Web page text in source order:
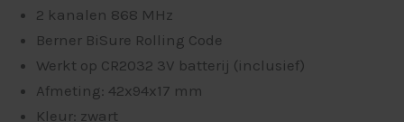
2 kanalen 868 MHz
Berner BiSure Rolling Code
Werkt op CR2032 3V batterij (inclusief)
Afmeting: 42x94x17 mm
Kleur: zwart